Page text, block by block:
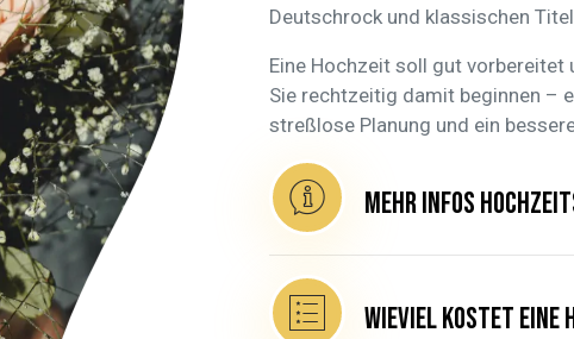
Deutschrock und klassischen
Eine Hochzeit soll gut vorbereitet
Sie rechtzeitig damit beginnen –
streßlose Planung und ein
mehr Infos
Wieviel kostet eine